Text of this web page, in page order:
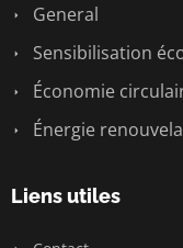
General
Sensibilisation
Économie
Énergie
Liens utiles